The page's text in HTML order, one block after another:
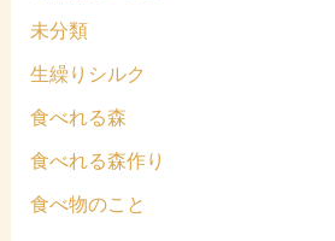
未分類
生繰りシルク
食べれる森
食べれる森作り
食べ物のこと